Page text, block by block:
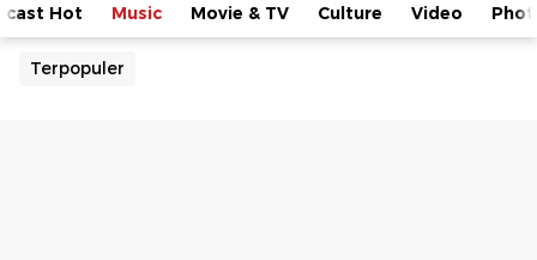
Hot Music Movie & TV Culture Video
Terpopuler